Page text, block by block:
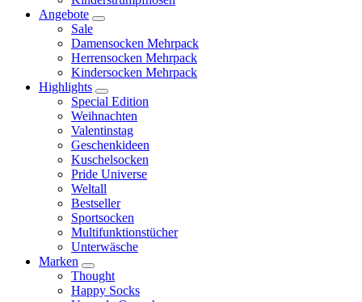
Angebote
Sale
Damensocken Mehrpack
Herrensocken Mehrpack
Kindersocken Mehrpack
Highlights
Special Edition
Weihnachten
Valentinstag
Geschenkideen
Kuschelsocken
Pride Universe
Weltall
Bestseller
Sportsocken
Multifunktionstücher
Unterwäsche
Marken
Thought
Happy Socks